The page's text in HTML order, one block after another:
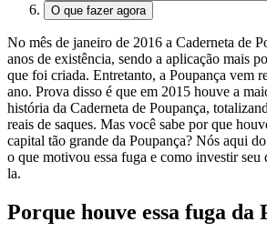
O que fazer agora
No mês de janeiro de 2016 a Caderneta de
anos de existência, sendo a aplicação mais
que foi criada. Entretanto, a Poupança vem
ano. Prova disso é que em 2015 houve a
história da Caderneta de Poupança,
reais de saques. Mas você sabe por que
capital tão grande da Poupança? Nós aqui
o que motivou essa fuga e como investir
la.
Porque houve essa fuga da